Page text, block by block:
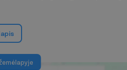
apis
emė apyje